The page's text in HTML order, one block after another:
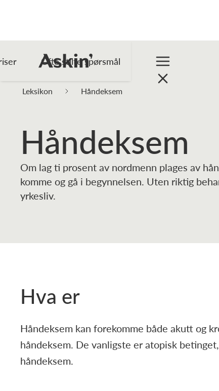
Ofte stilte spørsmål
Leksikon Håndeksem
Håndeksem
Om lag ti prosent av nordmenn plages av
komme og gå i begynnelsen. Uten riktig
yrkesliv.
Hva er
Håndeksem kan forekomme både akutt og
håndeksem. De vanligste er atopisk
håndeksem.